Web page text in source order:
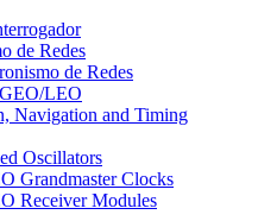
de Redes
de Redes
LEO
Navigation and Timing
Oscillators
Grandmaster Clocks
Receiver Modules